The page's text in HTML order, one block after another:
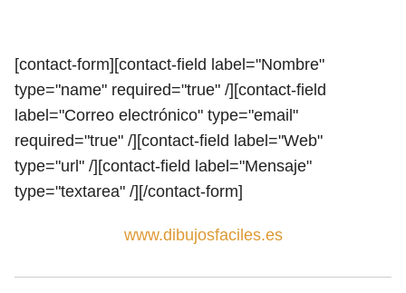
[contact-form][contact-field label="Nombre"
type="name" required="true" /][contact-field
label="Correo electrónico" type="email"
required="true" /][contact-field label="Web"
type="url" /][contact-field label="Mensaje"
type="textarea" /][/contact-form]
www.dibujosfaciles.es